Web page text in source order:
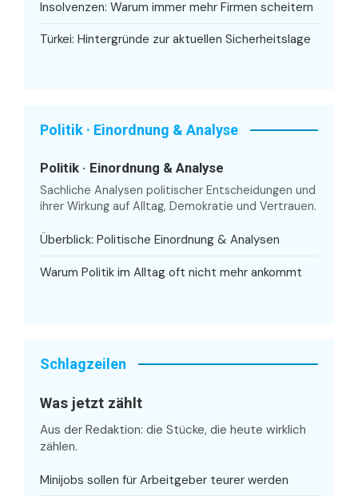
Insolvenzen: Warum immer mehr Firmen scheitern
Türkei: Hintergründe zur aktuellen Sicherheitslage
Politik · Einordnung & Analyse
Politik · Einordnung & Analyse
Sachliche Analysen politischer Entscheidungen und
ihrer Wirkung auf Alltag, Demokratie und Vertrauen.
Überblick: Politische Einordnung & Analysen
Warum Politik im Alltag oft nicht mehr ankommt
Schlagzeilen
Was jetzt zählt
Aus der Redaktion: die Stücke, die heute wirklich
zählen.
Minijobs sollen für Arbeitgeber teurer werden